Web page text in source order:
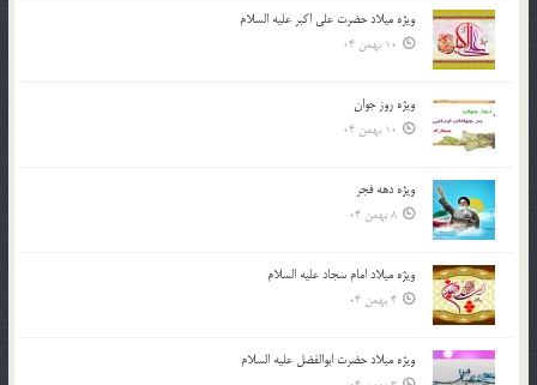
ویژه میلاد حضرت علی اکبر علیه السلام
10 بهمن 04
ویژه روز جوان
10 بهمن 04
ویژه دهه فجر
8 بهمن 04
ویژه میلاد امام سجاد علیه السلام
4 بهمن 04
ویژه میلاد حضرت ابوالفضل علیه السلام